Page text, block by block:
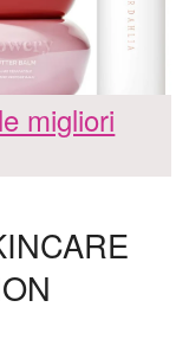
migliori